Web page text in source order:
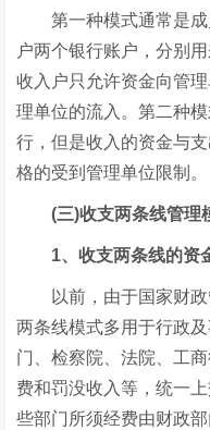
第一种模式通常是成
户两个银行账户，分别
收入户只允许资金向管
理单位的流入。第二种
行，但是收入的资金与
格的受到管理单位限制。
(三)收支两条线管理
1、收支两条线的资金
以前，由于国家财政
两条线模式多用于行政
门、检察院、法院、工
费和罚没收入等，统一
些部门所须经费由财政